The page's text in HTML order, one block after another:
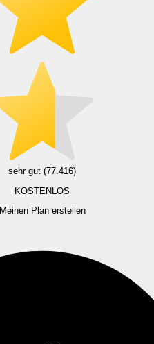
sehr gut (77.416)
KOSTENLOS
Meinen Plan erstellen